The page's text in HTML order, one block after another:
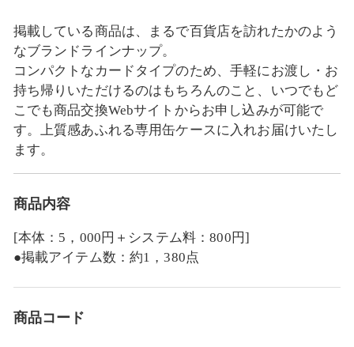
掲載している商品は、まるで百貨店を訪れたかのよう
なブランドラインナップ。
コンパクトなカードタイプのため、手軽にお渡し・お
持ち帰りいただけるのはもちろんのこと、いつでもど
こでも商品交換Webサイトからお申し込みが可能で
す。上質感あふれる専用缶ケースに入れお届けいたし
ます。
商品内容
[本体：5，000円＋システム料：800円]
●掲載アイテム数：約1，380点
商品コード